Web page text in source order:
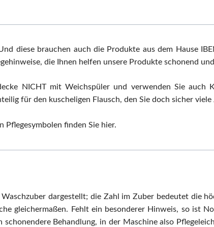
diese brauchen auch die Produkte aus dem Hause
die Ihnen helfen unsere Produkte schonend
NICHT mit Weichspüler und verwenden Sie auch
für den kuscheligen Flausch, den Sie doch sicher
Pflegesymbolen finden Sie hier.
dargestellt; die Zahl im Zuber bedeutet die
gleichermaßen. Fehlt ein besonderer Hinweis, so ist
Behandlung, in der Maschine also